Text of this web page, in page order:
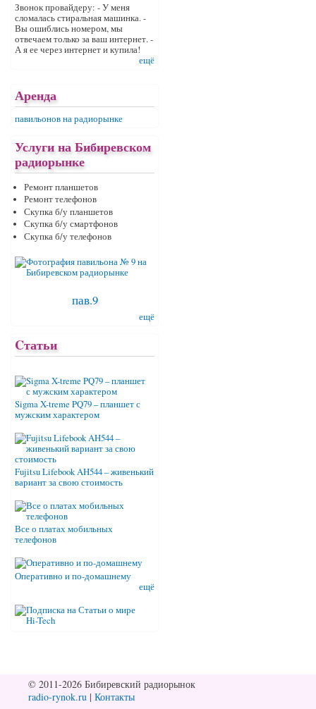
Звонок провайдеру: - У меня
сломалась стиральная машинка. -
Вы ошиблись номером, мы
отвечаем только за ваш интернет. -
А я ее через интернет и купила!
ещё
Аренда
павильонов на радиорынке
Услуги на Бибиревском
радиорынке
Ремонт планшетов
Ремонт телефонов
Скупка б/у планшетов
Скупка б/у смартфонов
Скупка б/у телефонов
пав.9
ещё
Cтатьи
Sigma X-treme PQ79 – планшет с
мужским характером
Fujitsu Lifebook AH544 – живенький
вариант за свою стоимость
Все о платах мобильных
телефонов
Оперативно и по-домашнему
ещё
© 2011-2026 Бибиревский радиорынок
radio-rynok.ru | Контакты